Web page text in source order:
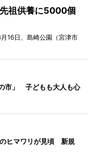
祖供養に5000個
16日、島崎公園（宮津市
市」 子どもも大人も心
ヒマワリが見頃 新規